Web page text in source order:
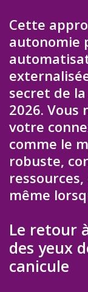
Cette
autonomie
secret de
2026. Vous
votre
comme le
robuste,
même
Le retour
des yeux
canicule